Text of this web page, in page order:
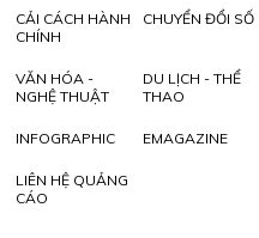
CẢI CÁCH HÀNH
CHÍNH
CHUYỂN ĐỔI SỐ
VĂN HÓA -
NGHỆ THUẬT
DU LỊCH - THỂ
THAO
INFOGRAPHIC EMAGAZINE
LIÊN HỆ QUẢNG
CÁO